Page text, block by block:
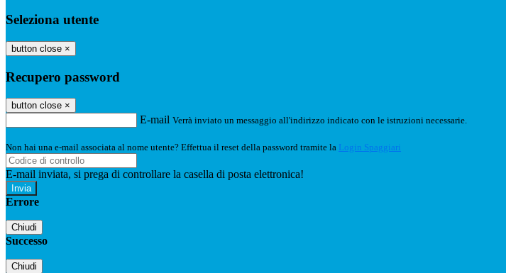
Seleziona utente
button close ×
Recupero password
button close ×
E-mail Verrà inviato un messaggio all'indirizzo indicato con le istruzioni necessarie.
Non hai una e-mail associata al nome utente? Effettua il reset della password tramite la Login Spaggiari
E-mail inviata, si prega di controllare la casella di posta elettronica!
Errore
Chiudi
Successo
Chiudi